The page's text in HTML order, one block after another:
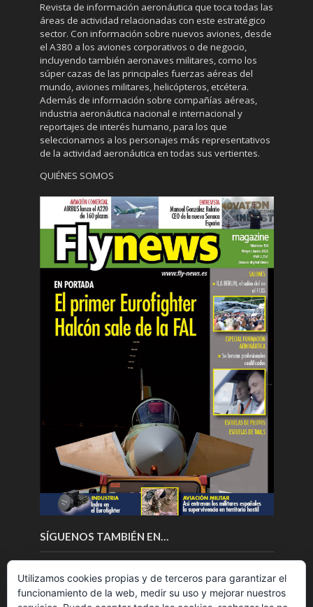
Revista de información aeronáutica que toca todas las
áreas de actividad relacionadas con este estratégico
sector. Con información sobre nuevos aviones, desde
el A380 a los aviones corporativos o de negocio,
incluyendo también aeronaves militares, como los
súper cazas de las principales fuerzas aéreas del
mundo, aviones militares, helicópteros, etcétera.
Además de información sobre compañías aéreas,
industria aeronáutica nacional e internacional y
reportajes de interés humano, para los que
seleccionamos a los personajes más representativos
de la actividad aeronáutica en todas sus vertientes.
QUIÉNES SOMOS
SÍGUENOS TAMBIÉN EN…
Utilizamos cookies propias y de terceros para garantizar el
funcionamiento de la web, medir su uso y mejorar nuestros